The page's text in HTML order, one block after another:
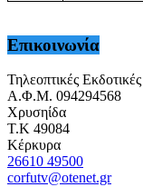
Επικοινωνία
Τηλεοπτικές
Α.Φ.Μ. 094294568
Χρυσηίδα
Τ.Κ 49084
Κέρκυρα
26610 49500
corfutv@otenet.gr